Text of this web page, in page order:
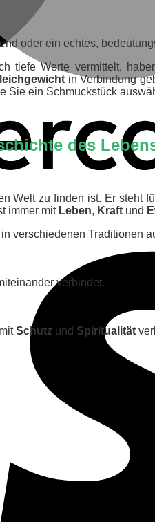
oder ein echtes,
Werte vermittelt,
in Verbindung
Sie ein Schmuckstück
des
Welt zu finden ist. Er steht
immer mit Leben, Kraft und
verschiedenen Traditionen
verbindet.
Schutz und Spiritualität